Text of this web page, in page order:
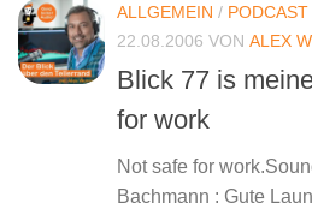
ALLGEMEIN / PODCAST
22.08.2006 VON ALEX
Blick 77 is
for work
Not safe for
Bachmann : Gute